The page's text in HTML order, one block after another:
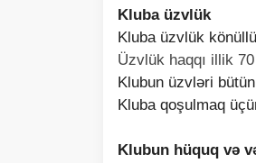
Kluba üzvlük
Kluba üzvlük
Üzvlük haqqı illik
Klubun üzvləri
Kluba qoşulmaq
Klubun hüquq və